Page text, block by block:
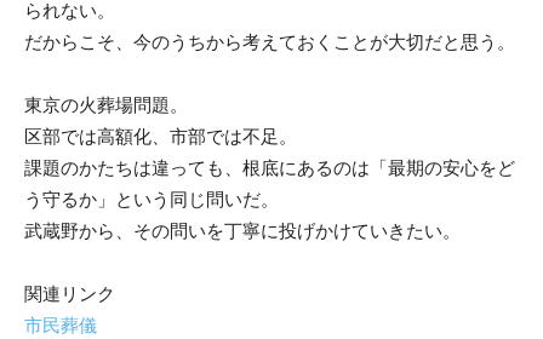
られない。
だからこそ、今のうちから考えておくことが大切だと思う。
東京の火葬場問題。
区部では高額化、市部では不足。
課題のかたちは違っても、根底にあるのは「最期の安心をど
う守るか」という同じ問いだ。
武蔵野から、その問いを丁寧に投げかけていきたい。
関連リンク
市民葬儀